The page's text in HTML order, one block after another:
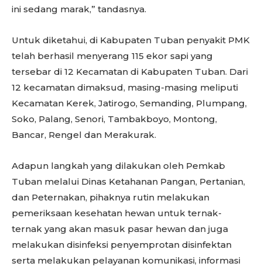
ini sedang marak,” tandasnya.
Untuk diketahui, di Kabupaten Tuban penyakit PMK
telah berhasil menyerang 115 ekor sapi yang
tersebar di 12 Kecamatan di Kabupaten Tuban. Dari
12 kecamatan dimaksud, masing-masing meliputi
Kecamatan Kerek, Jatirogo, Semanding, Plumpang,
Soko, Palang, Senori, Tambakboyo, Montong,
Bancar, Rengel dan Merakurak.
Adapun langkah yang dilakukan oleh Pemkab
Tuban melalui Dinas Ketahanan Pangan, Pertanian,
dan Peternakan, pihaknya rutin melakukan
pemeriksaan kesehatan hewan untuk ternak-
ternak yang akan masuk pasar hewan dan juga
melakukan disinfeksi penyemprotan disinfektan
serta melakukan pelayanan komunikasi, informasi